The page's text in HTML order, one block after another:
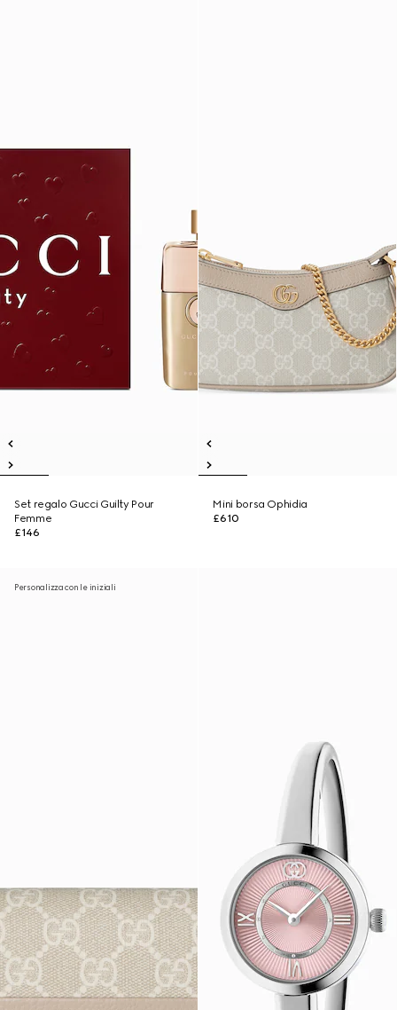
Set regalo Gucci Guilty Pour
Femme
£146
Mini borsa Ophidia
£610
Personalizza con le iniziali